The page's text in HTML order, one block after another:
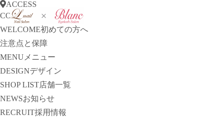
ACCESS
CONCEPT
コンセプト
WELCOME初めての方へ
注意点と保障
MENU メニュー
DESIGNデザイン
SHOP LIST店舗一覧
NEWSお知らせ
RECRUIT採用情報